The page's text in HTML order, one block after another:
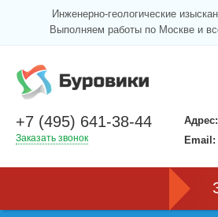
Инженерно-геологические
Выполняем работы по Москве и
Адрес:
Email:
+7 (495) 641-38-44
Заказать звонок